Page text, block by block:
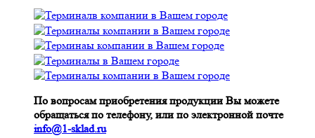
По вопросам приобретения продукции Вы можете
обращаться по телефону, или по электронной почте
info@1-sklad.ru